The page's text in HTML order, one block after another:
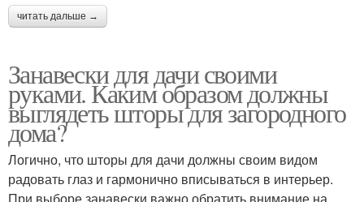
читать дальше →
Занавески для дачи своими
руками. Каким образом должны
выглядеть шторы для загородного
дома?
Логично, что шторы для дачи должны своим видом
радовать глаз и гармонично вписываться в интерьер.
При выборе занавески важно обратить внимание на